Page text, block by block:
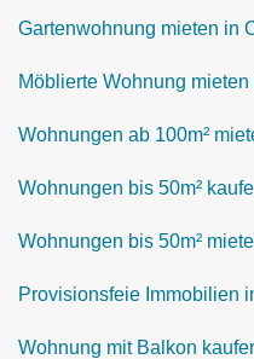
Gartenwohnung mieten in
Möblierte Wohnung mieten
Wohnungen ab 100m²
Wohnungen bis 50m²
Wohnungen bis 50m²
Provisionsfeie Immobilien
Wohnung mit Balkon